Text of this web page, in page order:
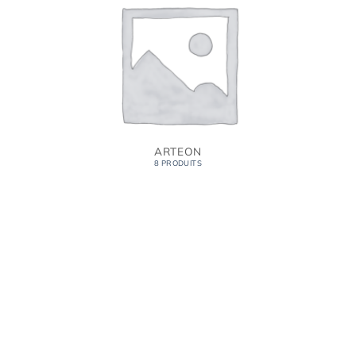
ARTEON
8 PRODUITS